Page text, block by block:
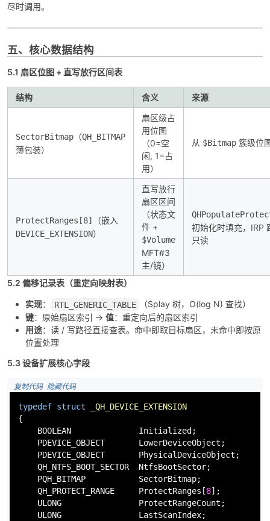
尽时调用。
五、核心数据结构
5.1 扇区位图 + 直写放行区间表
结构 含义 来源
SectorBitmap （QH_BITMAP
薄包装）
扇区级占
用位图
（0=空
闲, 1=占
用）
从 $Bitmap 簇级位
ProtectRanges[8] （嵌入
DEVICE_EXTENSION）
直写放行
扇区区间
（状态文
件 +
$Volume
MFT#3
主/镜）
初始化时填充，IRP
只读
5.2 偏移记录表（重定向映射表）
实现： RTL_GENERIC_TABLE
（Splay 树，O(log N) 查找）
键：原始扇区索引 → 值：重定向后的扇区索引
用途：读 / 写路径直接查表。命中即取目标扇区，未命中即按原
位置处理
5.3 设备扩展核心字段
复制代码 隐藏代码
typedef struct
QH_DEVICE_EXTENSION
{
BOOLEAN              Initialized;
PDEVICE_OBJECT       LowerDeviceObject;
PDEVICE_OBJECT       PhysicalDeviceObject;
QH_NTFS_BOOT_SECTOR  NtfsBootSector;
PQH_BITMAP           SectorBitmap;
QH_PROTECT_RANGE     ProtectRanges[8];
ULONG                ProtectRangeCount;
ULONG                LastScanIndex;